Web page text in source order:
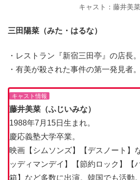
キャスト：藤井美菜
三田陽菜（みた・はるな）
・レストラン『新宿三田亭』の店長。
・有美が殺された事件の第一発見者。
キャスト情報
藤井美菜（ふじいみな）
1988年7月15日生まれ。
慶応義塾大学卒業。
映画【シムソンズ】【デスノート】
ッディマンデイ】【節約ロック】【
箱】など多数に出演。韓国でも活動。